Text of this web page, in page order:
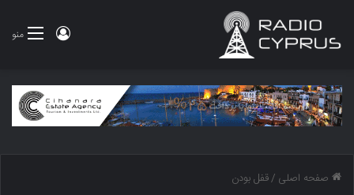
منو ورود
صفحه اصلی /قفل بودن